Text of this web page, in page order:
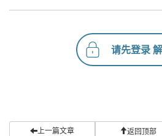
请先登录
上一篇文章 返回顶部